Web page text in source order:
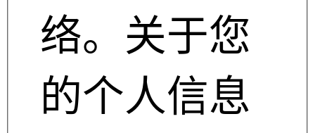
络。关于您
的个人信息